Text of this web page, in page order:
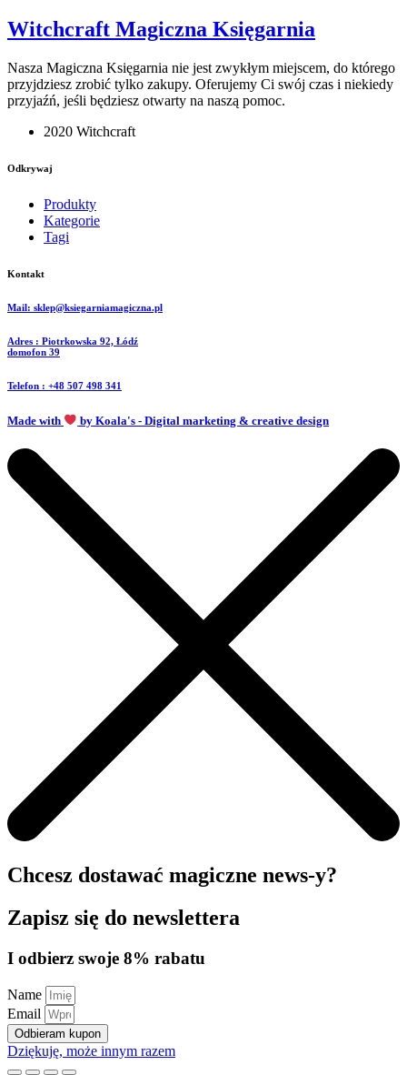
Witchcraft Magiczna Księgarnia
Nasza Magiczna Księgarnia nie jest zwykłym miejscem, do którego
przyjdziesz zrobić tylko zakupy. Oferujemy Ci swój czas i niekiedy
przyjaźń, jeśli będziesz otwarty na naszą pomoc.
2020 Witchcraft
Odkrywaj
Produkty
Kategorie
Tagi
Kontakt
Mail: sklep@ksiegarniamagiczna.pl
Adres : Piotrkowska 92, Łódź
domofon 39
Telefon : +48 507 498 341
Made with by Koala's - Digital marketing & creative design
Chcesz dostawać magiczne news-y?
Zapisz się do newslettera
I odbierz swoje 8% rabatu
Name
Email
Odbieram kupon
Dziękuję, może innym razem